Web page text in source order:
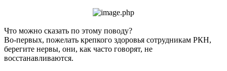
Что можно сказать по этому поводу?
Во-первых, пожелать крепкого здоровья сотрудникам РКН,
берегите нервы, они, как часто говорят, не
восстанавливаются.